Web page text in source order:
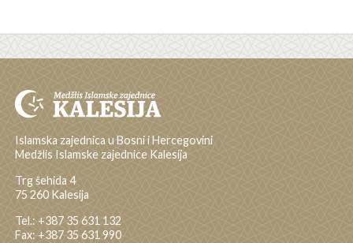
Islamska zajednica u Bosni i Hercegovini
Medžlis Islamske zajednice Kalesija
Trg šehida 4
75 260 Kalesija
Tel.: +387 35 631 132
Fax: +387 35 631 990